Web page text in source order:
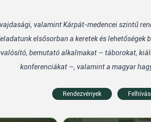
valamint Kárpát-medencei szintű
elsősorban a keretek és
bemutató alkalmakat – táborokat,
konferenciákat –, valamint a magyar
Rendezvények